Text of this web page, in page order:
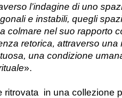
l’indagine di uno
e instabili, quegli
colmare nel suo rapporto
retorica, attraverso una
una condizione
».
ritrovata in una collezione